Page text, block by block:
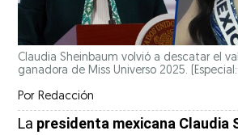
Claudia Sheinbaum volvió a descatar el
ganadora de Miss Universo 2025.
Por Redacción
La presidenta mexicana Claudia